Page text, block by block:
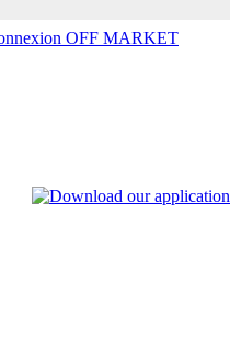
OFF MARKET